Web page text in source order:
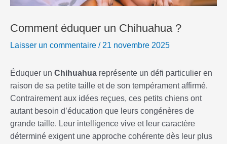
Comment éduquer un Chihuahua ?
Laisser un commentaire / 21 novembre 2025
Éduquer un Chihuahua représente un défi particulier en
raison de sa petite taille et de son tempérament affirmé.
Contrairement aux idées reçues, ces petits chiens ont
autant besoin d’éducation que leurs congénères de
grande taille. Leur intelligence vive et leur caractère
déterminé exigent une approche cohérente dès leur plus